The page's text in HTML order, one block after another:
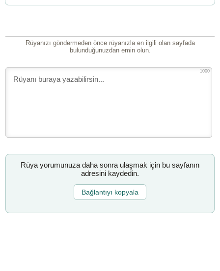
Rüyanızı göndermeden önce rüyanızla en ilgili olan sayfada
bulunduğunuzdan emin olun.
1000
Rüya yorumunuza daha sonra ulaşmak için bu sayfanın
adresini kaydedin.
Bağlantıyı kopyala